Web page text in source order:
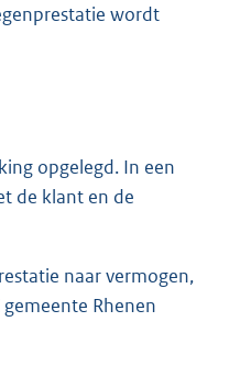
wordt
opgelegd. In een
de klant en de
naar vermogen,
Rhenen